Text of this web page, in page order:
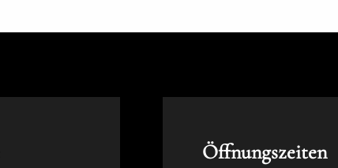
Öffnungszeiten